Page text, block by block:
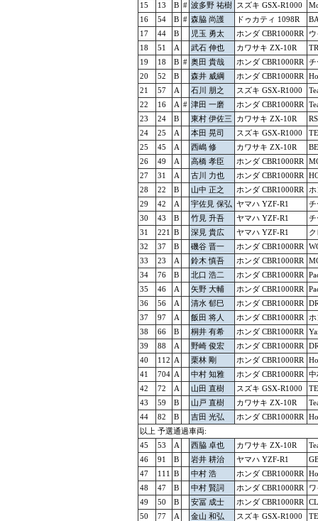
15
13 B # 波多野 祐樹 スズキ GSX-R1000
16
54 B # 森脇 尚護 ドゥカティ 1098R
17
44 B 児玉 勇太 ホンダ CBR1000RR
18
51 A 武石 伸也 カワサキ ZX-10R
19
18 B # 奥田 貴哉 ホンダ CBR1000RR
チ
20
52 B 森井 威綱 ホンダ CBR1000RR
21
57 A 石川 朋之 スズキ GSX-R1000
22
16 A # 津田 一磨 ホンダ CBR1000RR
23
24 B 東村 伊佐三 カワサキ ZX-10R
24
25 A 本田 晃司 スズキ GSX-R1000
25
45 A 西嶋 修 カワサキ ZX-10R
26
49 A 高橋 孝臣 ホンダ CBR1000RR
27
31 A 古川 力也 ホンダ CBR1000RR
28
22 B 山中 正之 ホンダ CBR1000RR
29
42 A 宇佐見 保弘 ヤマハ YZF-R1
チ
30
43 B 竹見 升吾 ヤマハ YZF-R1
チ
31
221 B 深見 貴広 ヤマハ YZF-R1
32
37 B 磯谷 晋一 ホンダ CBR1000RR
33
23 A 鈴木 慎吾 ホンダ CBR1000RR
34
76 B 北口 浩二 ホンダ CBR1000RR
35
46 A 矢野 大輔 ホンダ CBR1000RR
36
56 A 清水 郁巳 ホンダ CBR1000RR
37
97 A 飯田 将人 ホンダ CBR1000RR
38
66 B 桐井 有希 ホンダ CBR1000RR
39
88 A 野崎 俊宏 ホンダ CBR1000RR
40
112 A 栗林 剛 ホンダ CBR1000RR
41
704 A 中村 知雅 ホンダ CBR1000RR
中
42
72 A 山田 直樹 スズキ GSX-R1000
43
59 B 山戸 直樹 カワサキ ZX-10R
44
82 B 吉田 光弘 ホンダ CBR1000RR
以上 予選通過車両:
45
53 A 西脇 卓也 カワサキ ZX-10R
46
91 B 岩井 耕治 ヤマハ YZF-R1
47
111 B 中村 浩 ホンダ CBR1000RR
48
47 B 中村 賢詞 ホンダ CBR1000RR
49
50 B 安冨 成士 ホンダ CBR1000RR
50
77 A 金山 和弘 スズキ GSX-R1000